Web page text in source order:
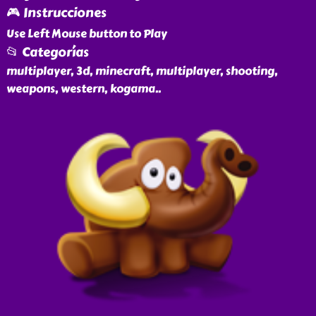
🎮 Instrucciones
Use Left Mouse button to Play
📂 Categorías
multiplayer, 3d, minecraft, multiplayer, shooting,
weapons, western, kogama..